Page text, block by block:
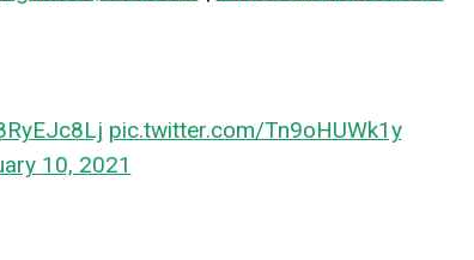
pic.twitter.com/Tn9oHUWk1y
10, 2021